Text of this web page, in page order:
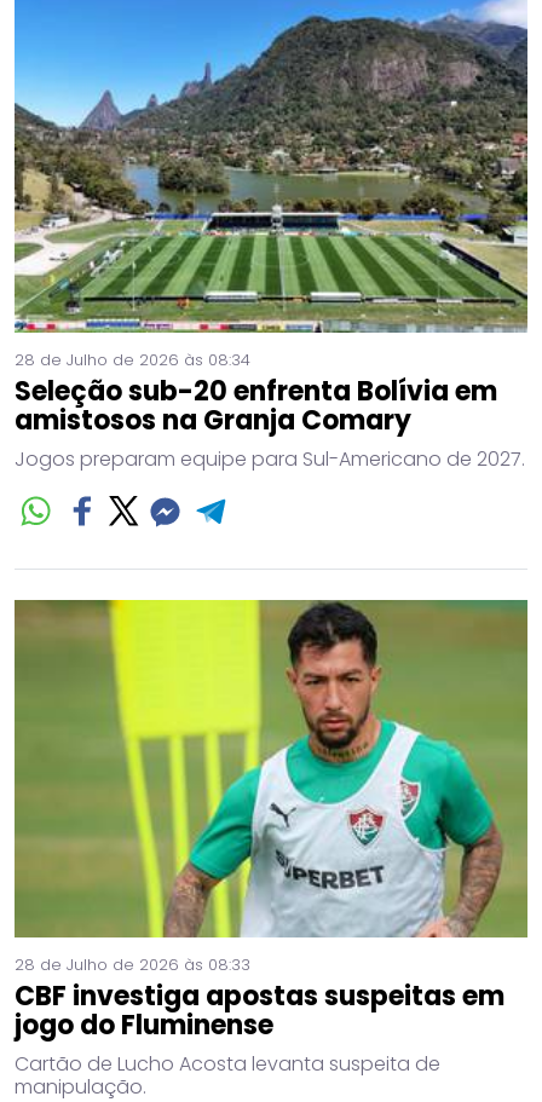
28 de Julho de 2026 às 08:34
Seleção sub-20 enfrenta Bolívia em
amistosos na Granja Comary
Jogos preparam equipe para Sul-Americano de 2027.
28 de Julho de 2026 às 08:33
CBF investiga apostas suspeitas em
jogo do Fluminense
Cartão de Lucho Acosta levanta suspeita de
manipulação.